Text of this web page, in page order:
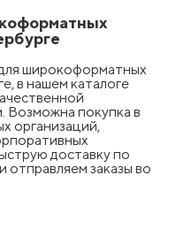
широкоформатных
в нашем каталоге
Возможна покупка в
организаций,
доставку по
заказы во